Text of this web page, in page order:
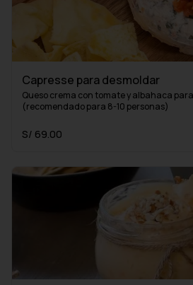
Capresse para desmoldar
Queso crema con tomate y albahaca
(recomendado para 8-10 personas)
S/ 69.00